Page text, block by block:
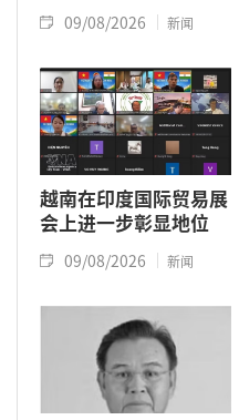
09/08/2026 新闻
越南在印度国际贸易展
会上进一步彰显地位
09/08/2026 新闻